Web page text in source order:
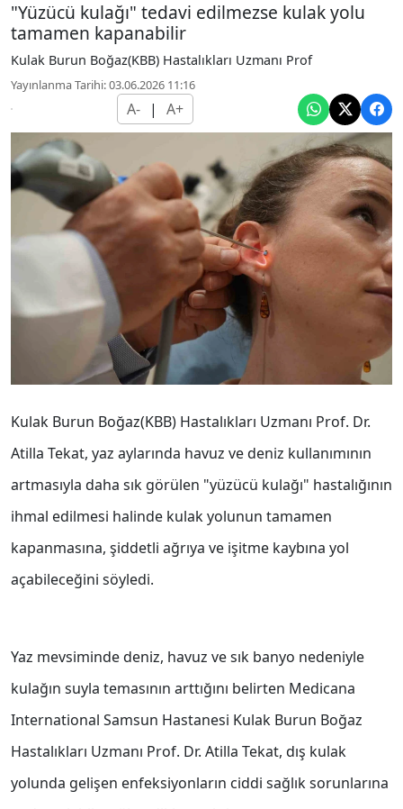
"Yüzücü kulağı" tedavi edilmezse kulak yolu
tamamen kapanabilir
Kulak Burun Boğaz(KBB) Hastalıkları Uzmanı Prof
Yayınlanma Tarihi: 03.06.2026 11:16
A- | A+
Kulak Burun Boğaz(KBB) Hastalıkları Uzmanı Prof. Dr.
Atilla Tekat, yaz aylarında havuz ve deniz kullanımının
artmasıyla daha sık görülen "yüzücü kulağı" hastalığının
ihmal edilmesi halinde kulak yolunun tamamen
kapanmasına, şiddetli ağrıya ve işitme kaybına yol
açabileceğini söyledi.
Yaz mevsiminde deniz, havuz ve sık banyo nedeniyle
kulağın suyla temasının arttığını belirten Medicana
International Samsun Hastanesi Kulak Burun Boğaz
Hastalıkları Uzmanı Prof. Dr. Atilla Tekat, dış kulak
yolunda gelişen enfeksiyonların ciddi sağlık sorunlarına